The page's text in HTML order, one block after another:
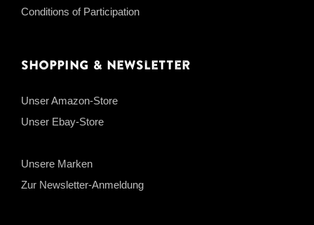
Conditions of Participation
Shopping & Newsletter
Unser Amazon-Store
Unser Ebay-Store
Unsere Marken
Zur Newsletter-Anmeldung